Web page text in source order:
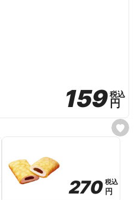
s
e
159
159税込
税込
円
円
270
270 税込
税込
円
円